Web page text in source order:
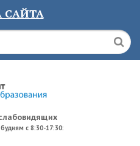
САЙТА
с 8:30-17:30: